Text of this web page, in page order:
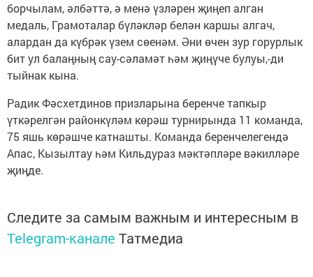
борчылам, әлбәттә, ә менә үзләрен җиңеп алган
медаль, Грамоталар бүләкләр белән каршы алгач,
алардан да күбрәк үзем сөенәм. Әни өчен зур горурлык
бит ул балаңның сау-сәламәт һәм җиңүче булуы,-ди
тыйнак кына.
Радик Фәсхетдинов призларына беренче тапкыр
үткәрелгән районкүләм көрәш турнирында 11 команда,
75 яшь көрәшче катнашты. Команда беренчелегендә
Апас, Кызылтау һәм Кильдураз мәктәпләре вәкилләре
җиңде.
Следите за самым важным и интересным в
Telegram-канале Татмедиа